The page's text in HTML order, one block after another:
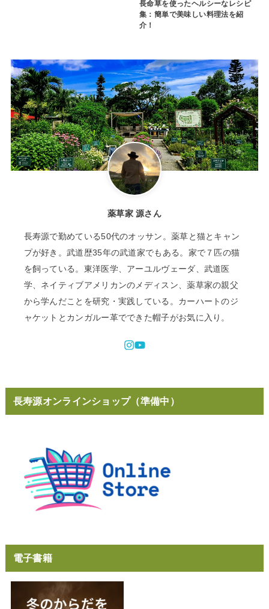
長命草を使ったヘルシーなレシピ
集：簡単で美味しい料理法を紹
介！
薬草家 源さん
長寿源で勤めている50代のオッサン。薬草と猫とキャン
プが好き。武道歴35年の武道家でもある。家で７匹の猫
を飼っている。東洋医学、アーユルヴェーダ、武道医
学、ネイティブアメリカンのメディスン、薬草家の親父
から学んだことを研究・実践している。カーハートのジ
ャケットとカンガルー革でできた帽子がお気に入り。
長寿源オンラインショップ（準備中）
電子書籍